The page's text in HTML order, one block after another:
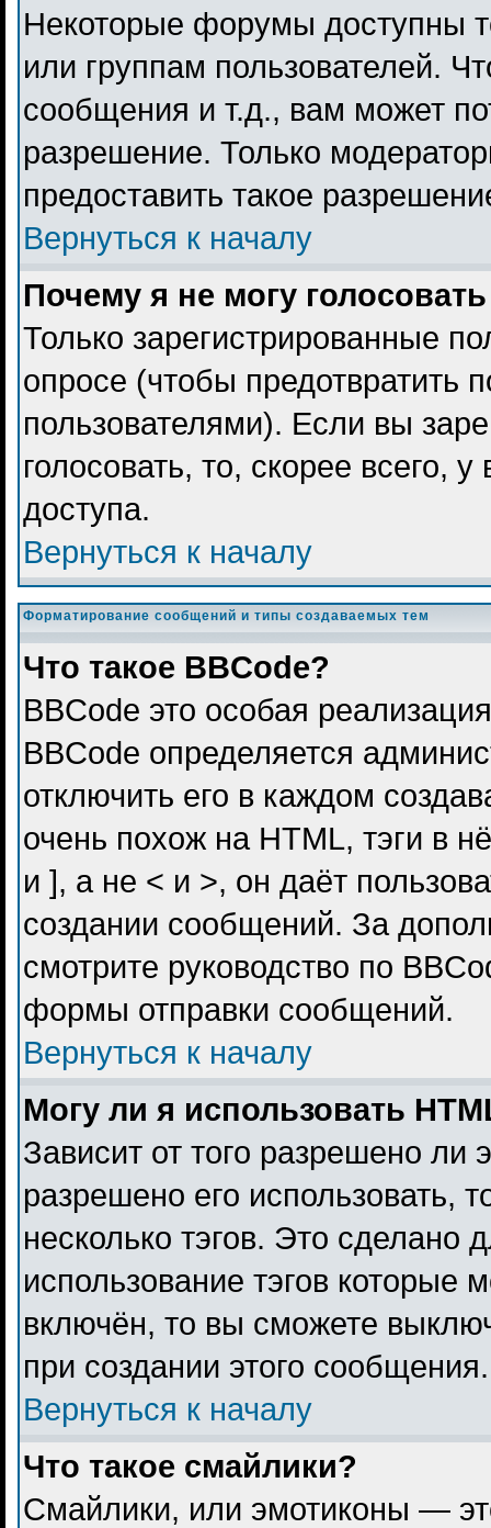
Некоторые форумы доступны
или группам пользователей.
сообщения и т.д., вам может
разрешение. Только
предоставить такое
Вернуться к началу
Почему я не могу
Только зарегистрированные
опросе (чтобы предотвратить
пользователями). Если вы
голосовать, то, скорее всего,
доступа.
Вернуться к началу
Форматирование сообщений и типы создаваемых тем
Что такое BBCode?
BBCode это особая
BBCode определяется
отключить его в каждом
очень похож на HTML, тэги в
и ], а не < и >, он даёт
создании сообщений. За
смотрите руководство по
формы отправки сообщений.
Вернуться к началу
Могу ли я использовать
Зависит от того разрешено ли
разрешено его использовать,
несколько тэгов. Это сделано
использование тэгов которые
включён, то вы сможете
при создании этого сообщения.
Вернуться к началу
Что такое смайлики?
Смайлики, или эмотиконы —